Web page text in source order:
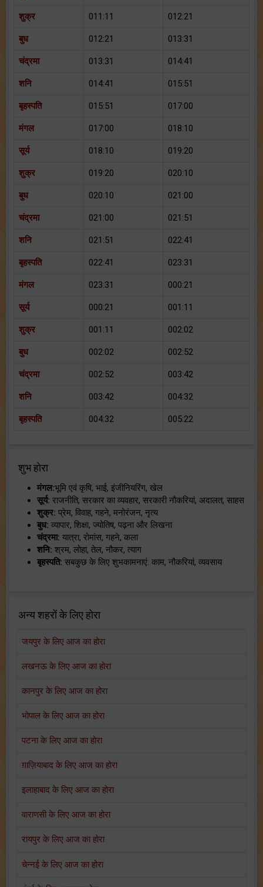
शुक्र 011:11 012:21
बुध 012:21 013:31
चंद्रमा 013:31 014:41
शनि 014:41 015:51
बृहस्पति 015:51 017:00
मंगल 017:00 018:10
सूर्य 018:10 019:20
शुक्र 019:20 020:10
बुध 020:10 021:00
चंद्रमा 021:00 021:51
शनि 021:51 022:41
बृहस्पति 022:41 023:31
मंगल 023:31 000:21
सूर्य 000:21 001:11
शुक्र 001:11 002:02
बुध 002:02 002:52
चंद्रमा 002:52 003:42
शनि 003:42 004:32
बृहस्पति 004:32 005:22
शुभ होरा
मंगल:भूमि एवं कृषि, भाई, इंजीनियरिंग, खेल
सूर्य: राजनीति, सरकार का व्यवहार, सरकारी नौकरियां, अदालत, साहस
शुक्र: प्रेम, विवाह, गहने, मनोरंजन, नृत्य
बुध: व्यापार, शिक्षा, ज्योतिष, पढ़ना और लिखना
चंद्रमा: यात्रा, रोमांस, गहने, कला
शनि: श्रम, लोहा, तेल, नौकर, त्याग
बृहस्पति: सबकुछ के लिए शुभकामनाएं: काम, नौकरियां, व्यवसाय
अन्य शहरों के लिए होरा
जयपुर के लिए आज का होरा
लखनऊ के लिए आज का होरा
कानपुर के लिए आज का होरा
भोपाल के लिए आज का होरा
पटना के लिए आज का होरा
ग़ाज़ियाबाद के लिए आज का होरा
इलाहाबाद के लिए आज का होरा
वाराणसी के लिए आज का होरा
रायपुर के लिए आज का होरा
चेन्नई के लिए आज का होरा